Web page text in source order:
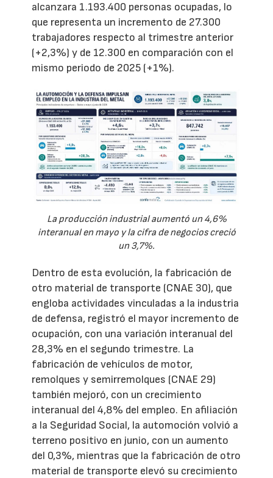
alcanzara 1.193.400 personas ocupadas, lo
que representa un incremento de 27.300
trabajadores respecto al trimestre anterior
(+2,3%) y de 12.300 en comparación con el
mismo periodo de 2025 (+1%).
La producción industrial aumentó un 4,6%
interanual en mayo y la cifra de negocios creció
un 3,7%.
Dentro de esta evolución, la fabricación de
otro material de transporte (CNAE 30), que
engloba actividades vinculadas a la industria
de defensa, registró el mayor incremento de
ocupación, con una variación interanual del
28,3% en el segundo trimestre. La
fabricación de vehículos de motor,
remolques y semirremolques (CNAE 29)
también mejoró, con un crecimiento
interanual del 4,8% del empleo. En afiliación
a la Seguridad Social, la automoción volvió a
terreno positivo en junio, con un aumento
del 0,3%, mientras que la fabricación de otro
material de transporte elevó su crecimiento